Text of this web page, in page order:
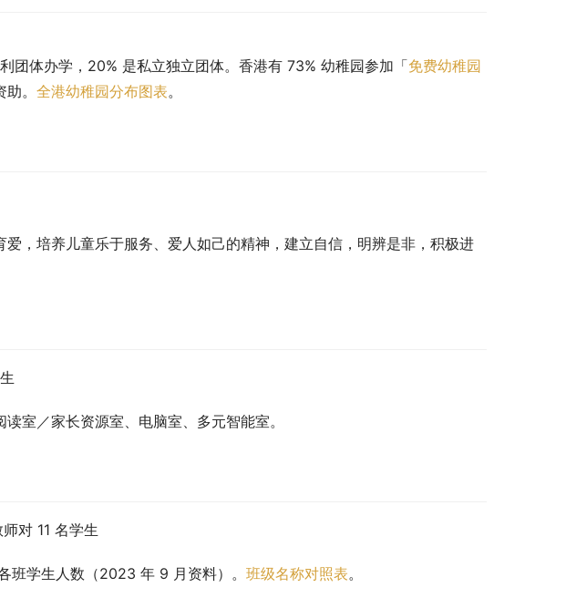
团体办学，20% 是私立独立团体。香港有 73% 幼稚园参加「免费幼稚园
。 全港幼稚园分布图表。
，培养儿童乐于服务、爱人如己的精神，建立自信，明辨是非，积极进
室／家长资源室、电脑室、多元智能室。
对 11 名学生
学生人数（2023 年 9 月资料）。 班级名称对照表。